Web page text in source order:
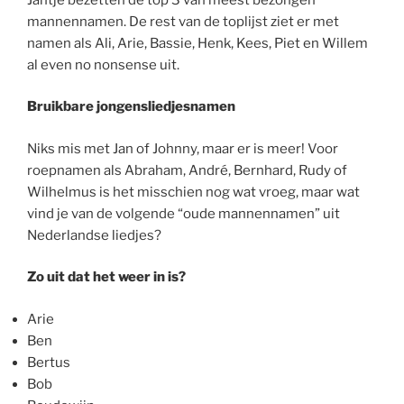
mannennamen. De rest van de toplijst ziet er met
namen als Ali, Arie, Bassie, Henk, Kees, Piet en Willem
al even no nonsense uit.
Bruikbare jongensliedjesnamen
Niks mis met Jan of Johnny, maar er is meer! Voor
roepnamen als Abraham, André, Bernhard, Rudy of
Wilhelmus is het misschien nog wat vroeg, maar wat
vind je van de volgende “oude mannennamen” uit
Nederlandse liedjes?
Zo uit dat het weer in is?
Arie
Ben
Bertus
Bob